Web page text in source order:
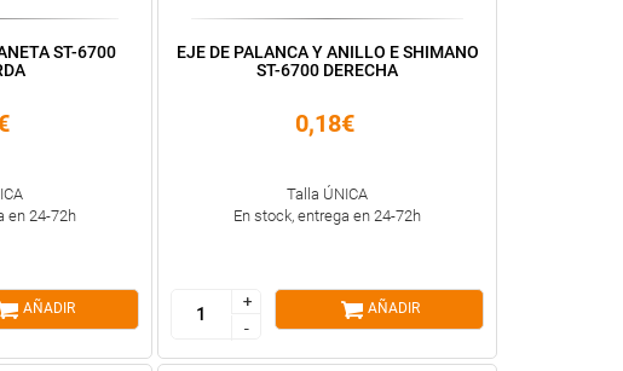
ST-6700
en 24-72h
AÑADIR
EJE DE PALANCA Y ANILLO E SHIMANO
ST-6700 DERECHA
0,18€
Talla ÚNICA
En stock, entrega en 24-72h
+
-
+
-
AÑADIR